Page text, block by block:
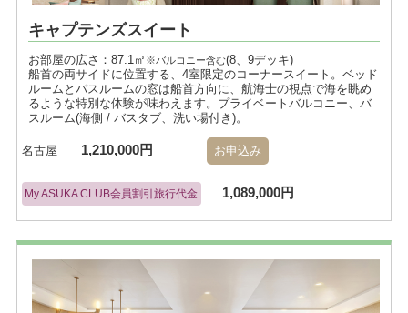
キャプテンズスイート
お部屋の広さ：87.1㎡ ※バルコニー含む(8、9デッキ)
船首の両サイドに位置する、4室限定のコーナースイート。ベッド
ルームとバスルームの窓は船首方向に、航海士の視点で海を眺め
るような特別な体験が味わえます。プライベートバルコニー、バ
スルーム(海側 / バスタブ、洗い場付き)。
名古屋 1,210,000円 お申込み
My ASUKA CLUB会員割引旅行代金 1,089,000円